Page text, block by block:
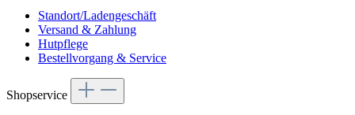
Standort/Ladengeschäft
Versand & Zahlung
Hutpflege
Bestellvorgang & Service
Shopservice